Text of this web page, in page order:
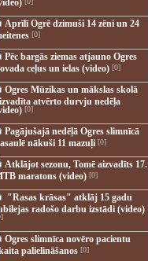
Aprīlī Ogrē dzimuši 14 zēni un 24
[0]
Pēc bargās ziemas atjauno Ogres
ceļus un ielas (video)[0]
Ogres Mūzikas un mākslas skolā
atvērto durvju nedēļa
[0]
Pagājušajā nedēļā Ogres slimnīcā
nākuši 11 mazuļi[0]
Atklājot sezonu, Tomē aizvadīts 17.
maratons (video)[0]
"Rasas krāsas" atklāj 15 gadu
radošo darbu izstādi (video)
Ogres slimnīca novēro pacientu
palielināšanos [0]